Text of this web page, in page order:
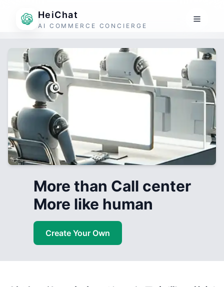
HeiChat
AI COMMERCE CONCIERGE
More than Call center
More like human
Create Your Own